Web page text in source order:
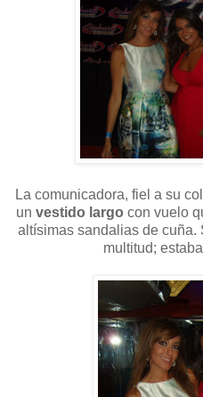
La comunicadora, fiel a su
un vestido largo con vuelo
altísimas sandalias de cuña.
multitud;